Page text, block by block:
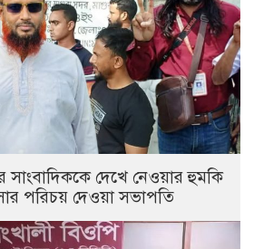
সাংবাদিককে দেখে নেওয়ার হুমকি
পরিচয় দেওয়া সভাপতি